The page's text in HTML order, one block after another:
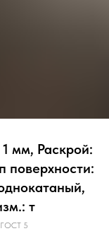
мм, Раскрой:
поверхности:
т
ГОСТ 5